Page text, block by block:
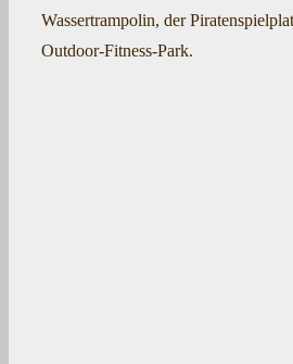
Wassertrampolin, der
Outdoor-Fitness-Park.